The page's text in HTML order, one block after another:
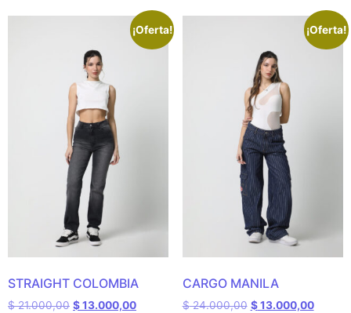
¡Oferta!
STRAIGHT COLOMBIA
$21.000,00 $13.000,00
¡Oferta!
CARGO MANILA
$24.000,00 $13.000,00